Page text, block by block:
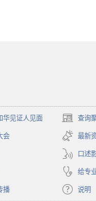
华见证人见面 查询
（打
开
新
窗
口）
会
最新
口述
给专
播
说明